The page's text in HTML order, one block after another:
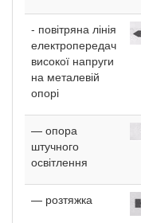
- повітряна лінія
електропередач
високої напруги
на металевій
опорі
— опора
штучного
освітлення
— розтяжка